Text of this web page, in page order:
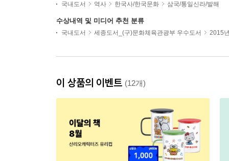
국내도서 역사 한국사/한국문화 삼국/통일신라/발해
수상내역 및 미디어 추천 분류
국내도서 세종도서_(구)문화체육관광부 우수도서 2015
이 상품의 이벤트 (12개)